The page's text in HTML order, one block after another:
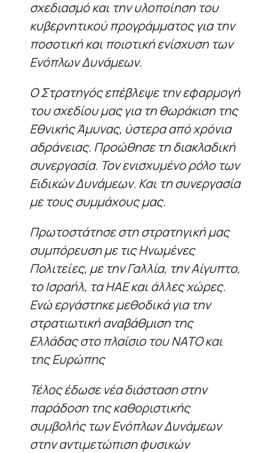
σχεδιασμό και την υλοποίηση του
κυβερνητικού προγράμματος για την
ποσοτική και ποιοτική ενίσχυση των
Ενόπλων Δυνάμεων.
Ο Στρατηγός επέβλεψε την εφαρμογή
του σχεδίου μας για τη θωράκιση της
Εθνικής Άμυνας, ύστερα από χρόνια
αδράνειας. Προώθησε τη διακλαδική
συνεργασία. Τον ενισχυμένο ρόλο των
Ειδικών Δυνάμεων. Και τη συνεργασία
με τους συμμάχους μας.
Πρωτοστάτησε στη στρατηγική μας
συμπόρευση με τις Ηνωμένες
Πολιτείες, με την Γαλλία, την Αίγυπτο,
το Ισραήλ, τα ΗΑΕ και άλλες χώρες.
Ενώ εργάστηκε μεθοδικά για την
στρατιωτική αναβάθμιση της
Ελλάδας στο πλαίσιο του ΝΑΤΟ και
της Ευρώπης
Τέλος έδωσε νέα διάσταση στην
παράδοση της καθοριστικής
συμβολής των Ενόπλων Δυνάμεων
στην αντιμετώπιση φυσικών